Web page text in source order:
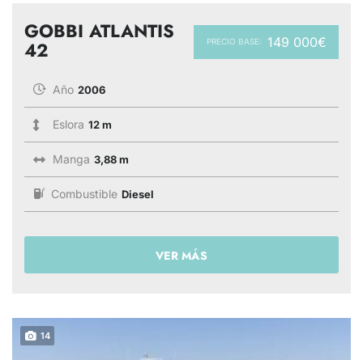
PRECIO BASE: 149 000€
GOBBI ATLANTIS
42
Año 2006
Eslora 12 m
Manga 3,88 m
Combustible Diesel
VER MÁS
14